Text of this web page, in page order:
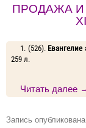
ПРОДАЖА И
1. (526). Евангелие
259 л.
Читать далее
Запись опубликована